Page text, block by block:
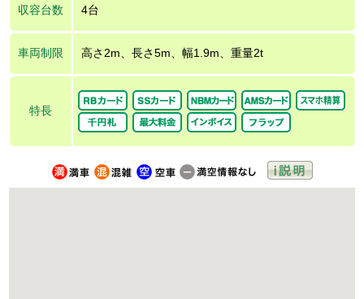
収容台数 4台
車両制限 高さ2m、長さ5m、幅1.9m、重量2t
特長